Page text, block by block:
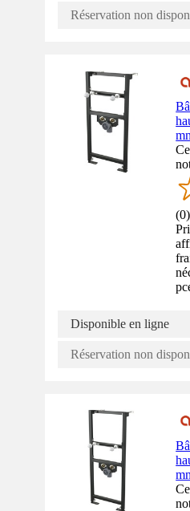
Réservation non
(0)
Disponible en ligne
Réservation non